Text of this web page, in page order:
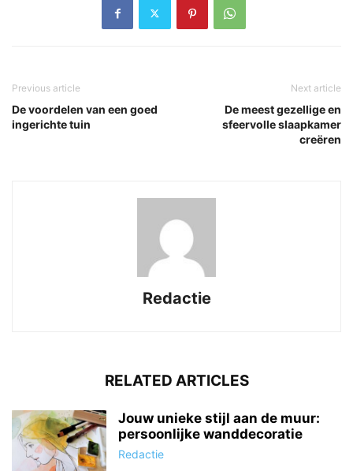
Previous article
De voordelen van een goed
ingerichte tuin
Next article
De meest gezellige en
sfeervolle slaapkamer
creëren
Redactie
RELATED ARTICLES
Jouw unieke stijl aan de muur:
persoonlijke wanddecoratie
Redactie